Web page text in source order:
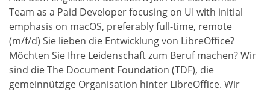
Team as a Paid Developer focusing on UI with initial
emphasis on macOS, preferably full-time, remote
(m/f/d) Sie lieben die Entwicklung von LibreOffice?
Möchten Sie Ihre Leidenschaft zum Beruf machen? Wir
sind die The Document Foundation (TDF), die
gemeinnützige Organisation hinter LibreOffice. Wir